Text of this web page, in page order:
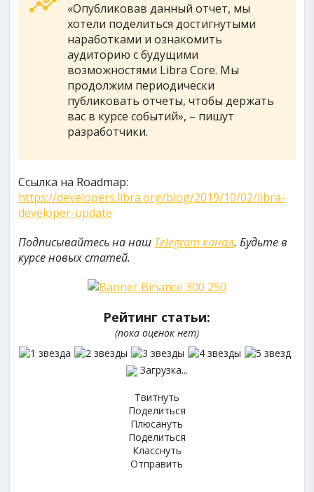
«Опубликовав данный отчет, мы
хотели поделиться достигнутыми
наработками и ознакомить
аудиторию с будущими
возможностями Libra Core. Мы
продолжим периодически
публиковать отчеты, чтобы держать
вас в курсе событий», – пишут
разработчики.
Ссылка на Roadmap:
https://developers.libra.org/blog/2019/10/02/libra-
developer-update
Подписывайтесь на наш Telegram канал. Будьте в
курсе новых статей.
Рейтинг статьи:
(пока оценок нет)
Загрузка...
Твитнуть
Поделиться
Плюсануть
Поделиться
Класснуть
Отправить